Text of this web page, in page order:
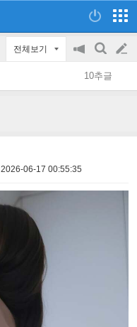
전체보기
공
지
on/off
검
색
글
쓰
10추글
2026-06-17 00:55:35